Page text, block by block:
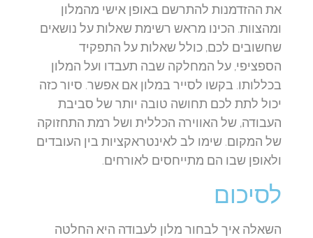
את ההזדמנות להתרשם באופן אישי מהמלון
ומהצוות. הכינו מראש רשימת שאלות על נושאים
שחשובים לכם, כולל שאלות על התפקיד
הספציפי, על המחלקה שבה תעבדו ועל המלון
בכללותו. בקשו לסייר במלון אם אפשר. סיור כזה
יכול לתת לכם תחושה טובה יותר של סביבת
העבודה, של האווירה הכללית ושל רמת התחזוקה
של המקום. שימו לב לאינטראקציות בין העובדים
ולאופן שבו הם מתייחסים לאורחים.
לסיכום
השאלה איך לבחור מלון לעבודה היא החלטה